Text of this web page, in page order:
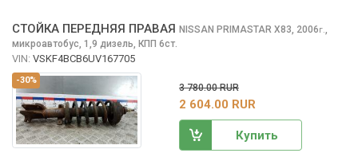
-30%
СТОЙКА ПЕРЕДНЯЯ ПРАВАЯ NISSAN PRIMASTAR X83, 2006г.,
микроавтобус, 1,9 дизель, КПП 6ст.
VIN: VSKF4BCB6UV167705
3 780.00 RUR
2 604.00 RUR
Купить